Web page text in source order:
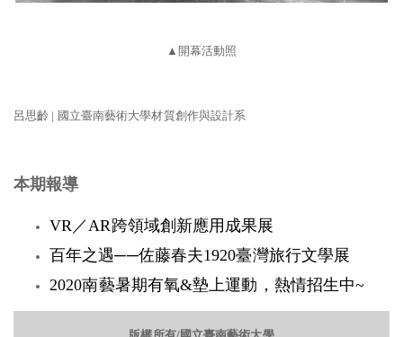
▲開幕活動照
呂思齡 | 國立臺南藝術大學材質創作與設計系
本期報導
VR／AR跨領域創新應用成果展
百年之遇──佐藤春夫1920臺灣旅行文學展
2020南藝暑期有氧&墊上運動，熱情招生中~